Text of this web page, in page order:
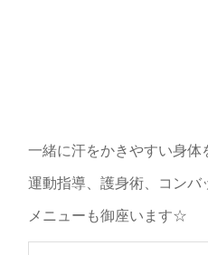
一緒に汗をかきやすい身体
運動指導、護身術、コン
メニューも御座います☆